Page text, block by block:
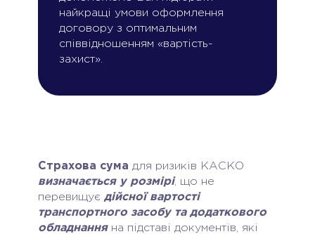
найкращі умови оформлення
договору з оптимальним
співвідношенням «вартість-
захист».
Страхова сума для ризиків КАСКО
визначається у розмірі, що не
перевищує дійсної вартості
транспортного засобу та додаткового
обладнанняна підставі документів, які